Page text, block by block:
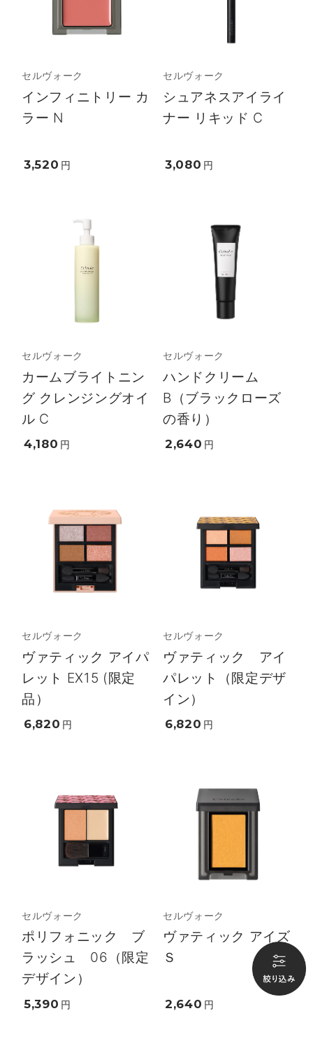
セルヴォーク
インフィニトリー カ
ラー N
3,520 円
セルヴォーク
シュアネスアイライ
ナー リキッド C
3,080 円
セルヴォーク
カームブライトニン
グ クレンジングオイ
ル C
4,180 円
セルヴォーク
ハンドクリーム
B（ブラックローズ
の香り）
2,640 円
セルヴォーク
ヴァティック アイパ
レット EX15 (限定
品）
6,820 円
セルヴォーク
ヴァティック アイ
パレット（限定デザ
イン）
6,820 円
セルヴォーク
ポリフォニック ブ
ラッシュ 06（限定
デザイン）
5,390 円
セルヴォーク
ヴァティック アイズ
Ｓ
2,640 円